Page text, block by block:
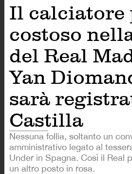
Il calciatore
costoso
del Real
Yan
sarà
Castilla
Nessuna follia, soltanto un
amministrativo legato al
Under in Spagna. Così il Real
un altro posto in rosa.